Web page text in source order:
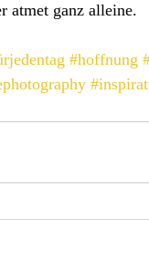
atmet ganz alleine.
#hoffnung